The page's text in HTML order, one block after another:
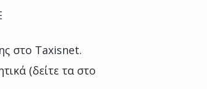
στο Taxisnet.
(δείτε τα στο